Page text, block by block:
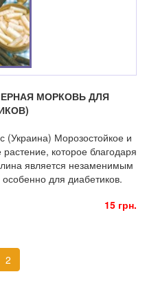
МОРКОВЬ ДЛЯ
(Украина) Морозостойкое и
которое благодаря
является незаменимым
для диабетиков.
15 грн.
2